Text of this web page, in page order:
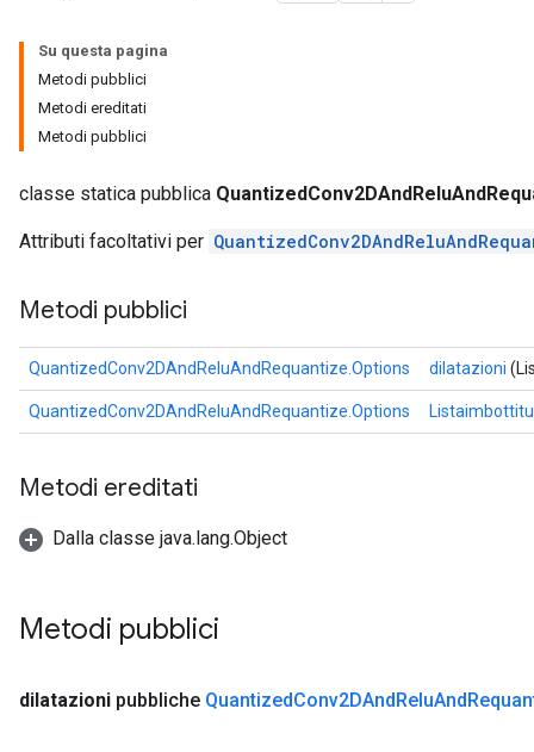
Su questa pagina
Metodi pubblici
Metodi ereditati
Metodi pubblici
classe statica pubblica
Attributi facoltativi per
Metodi pubblici
QuantizedConv2DAndReluAndRequantize.Options dilatazioni
QuantizedConv2DAndReluAndRequantize.Options
Metodi ereditati
Dalla classe java.lang.Object
Metodi pubblici
dilatazioni pubbliche QuantizedConv2DAndReluAnd